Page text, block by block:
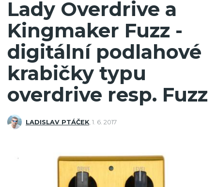
Lady Overdrive a
Kingmaker Fuzz -
digitální podlahové
krabičky typu
overdrive resp. Fuzz
LADISLAV PTÁČEK 1. 6. 2017